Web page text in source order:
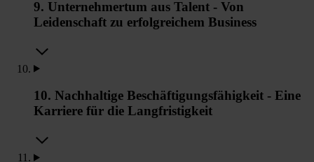
9. Unternehmertum aus Talent - Von
Leidenschaft zu erfolgreichem Business
10. Nachhaltige Beschäftigungsfähigkeit - Eine
Karriere für die Langfristigkeit